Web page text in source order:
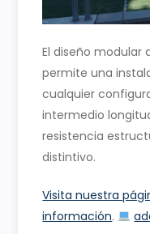
El diseño modular
permite una
cualquier
intermedio
resistencia
distintivo.
Visita nuestra
información.